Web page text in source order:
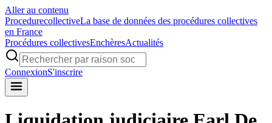
Aller au contenu
ProcedurecollectiveLa base de données des procédures collectives
en France
Procédures collectivesEnchèresActualités
ConnexionS'inscrire